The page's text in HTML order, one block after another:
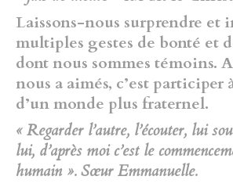
Laissons-nous surprendre et
multiples gestes de bonté et
dont nous sommes témoins.
nous a aimés, c’est
d’un monde plus fraternel.
« Regarder l’autre, l’écouter, lui
lui, d’après moi c’est le
humain ». Sœur Emmanuelle.